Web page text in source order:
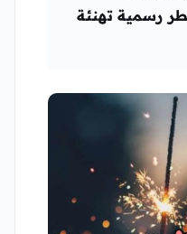
رسمية تهنئة